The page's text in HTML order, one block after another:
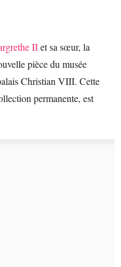
IIet sa sœur, la
pièce du musée
Christian VIII. Cette
permanente, est